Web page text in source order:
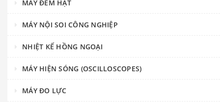
MÁY ĐẾM HẠT
MÁY NỘI SOI CÔNG NGHIỆP
NHIỆT KẾ HỒNG NGOẠI
MÁY HIỆN SÓNG (OSCILLOSCOPES)
MÁY ĐO LỰC